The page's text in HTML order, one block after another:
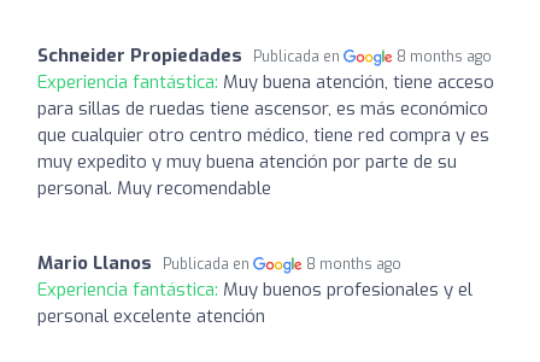
Schneider Propiedades Publicada en 8 months ago
Experiencia fantástica: Muy buena atención, tiene acceso
para sillas de ruedas tiene ascensor, es más económico
que cualquier otro centro médico, tiene red compra y es
muy expedito y muy buena atención por parte de su
personal. Muy recomendable
Mario Llanos Publicada en 8 months ago
Experiencia fantástica: Muy buenos profesionales y el
personal excelente atención